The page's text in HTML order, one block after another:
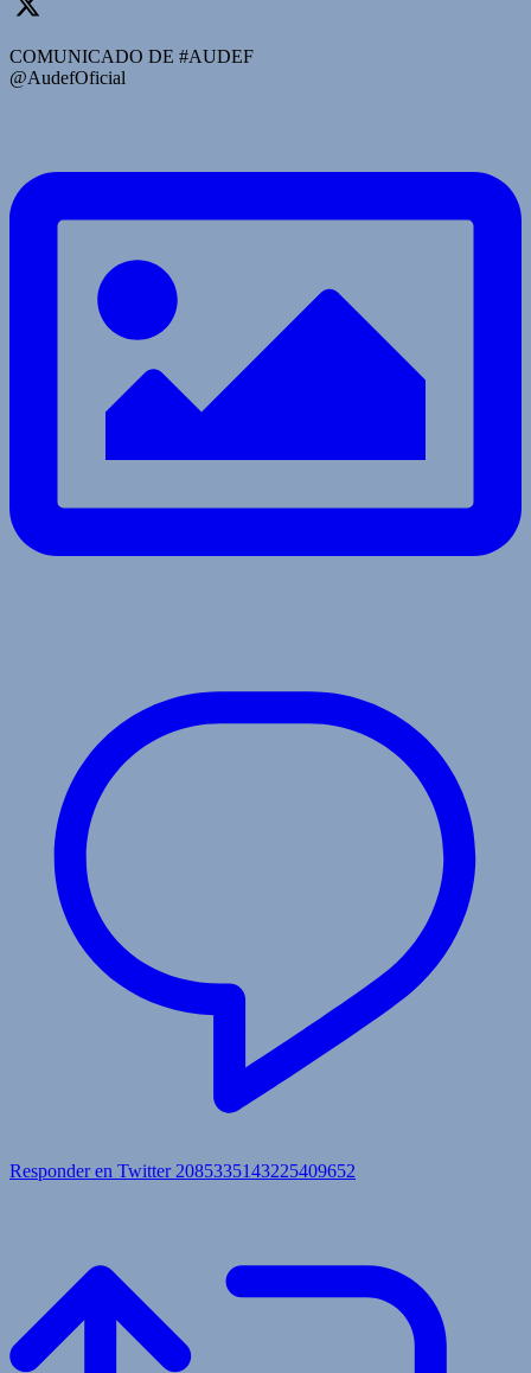
COMUNICADO DE #AUDEF
@AudefOficial
Responder en Twitter 2085335143225409652